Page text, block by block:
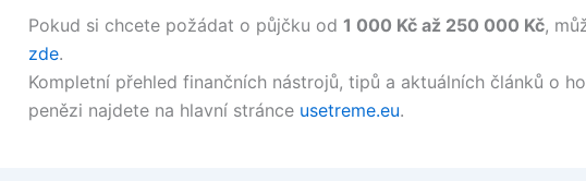
Pokud si chcete požádat o půjčku od 1 000 Kč až 250 000 Kč,
zde.
Kompletní přehled finančních nástrojů, tipů a aktuálních článků o
penězi najdete na hlavní stránce usetreme.eu.